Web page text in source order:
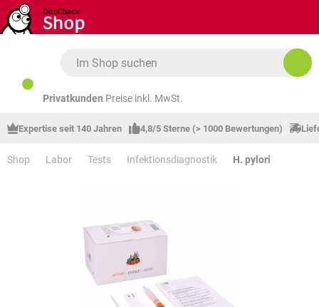
Zum Hauptinhalt springen
Privatkunden Preise inkl. MwSt.
Expertise seit 140 Jahren 4,8/5 Sterne (> 1000 Bewertungen)
Shop Labor Tests Infektionsdiagnostik H. pylori